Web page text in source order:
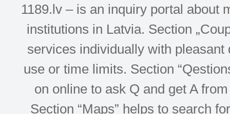
1189.lv – is an inquiry portal about
institutions in Latvia. Section
services individually with
use or time limits. Section
on online to ask Q and get A
Section “Maps” helps to search